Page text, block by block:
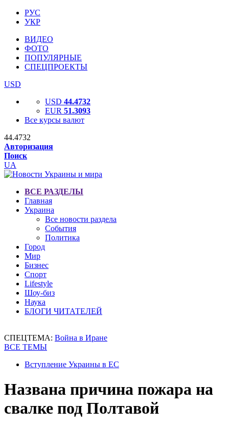
РУС
УКР
ВИДЕО
ФОТО
ПОПУЛЯРНЫЕ
СПЕЦПРОЕКТЫ
USD
USD 44.4732
EUR 51.3093
Все курсы валют
44.4732
Авторизация
Поиск
UA
ВСЕ РАЗДЕЛЫ
Главная
Украина
Все новости раздела
События
Политика
Город
Мир
Бизнес
Спорт
Lifestyle
Шоу-биз
Наука
БЛОГИ ЧИТАТЕЛЕЙ
СПЕЦТЕМА: Война в Иране
ВСЕ ТЕМЫ
Вступление Украины в ЕС
Названа причина пожара на
свалке под Полтавой